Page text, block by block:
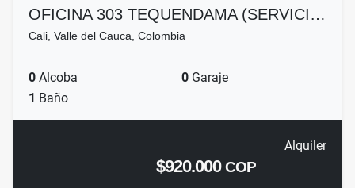
OFICINA 303 TEQUENDAMA (SERVICI…
Cali, Valle del Cauca, Colombia
0 Alcoba 0 Garaje
1 Baño
Alquiler
$920.000COP